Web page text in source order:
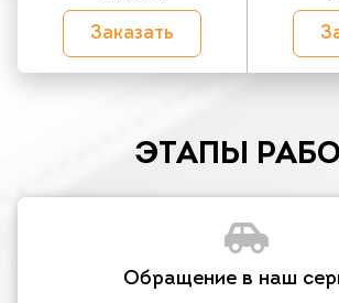
Заказать
ЭТАПЫ
Обращение в наш